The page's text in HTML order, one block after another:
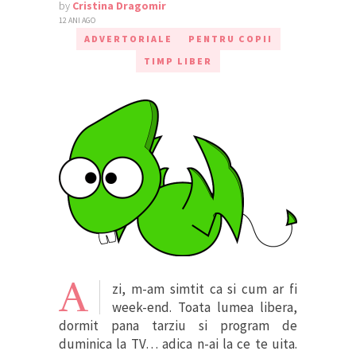
by Cristina Dragomir
12 ANI AGO
ADVERTORIALE
PENTRU COPII
TIMP LIBER
A
zi, m-am simtit ca si cum ar fi
week-end. Toata lumea libera,
dormit pana tarziu si program de
duminica la TV… adica n-ai la ce te uita.